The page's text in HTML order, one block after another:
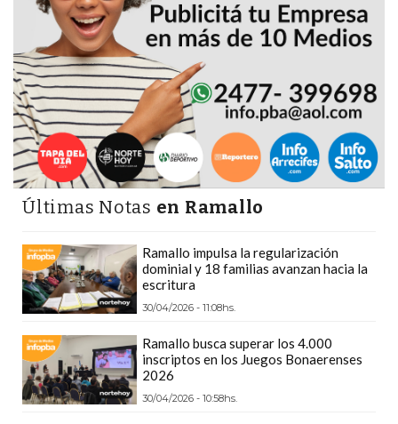
CÓMO
FUNCIONA:
CREAR
TIENDAS
ONLINE
CON
PEDIDOS
POR
WHATSAPP
ONLINE
GRATIS
EN
ARGENTINA:
CHANGUITO.COM.AR
VS
OTRAS
Últimas Notas en Ramallo
Ramallo impulsa la regularización
dominial y 18 familias avanzan hacia la
escritura
30/04/2026 - 11:08hs.
Ramallo busca superar los 4.000
inscriptos en los Juegos Bonaerenses
2026
30/04/2026 - 10:58hs.